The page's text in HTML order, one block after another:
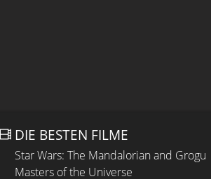
DIE BESTEN FILME
Star Wars: The Mandalorian and Grogu
Masters of the Universe